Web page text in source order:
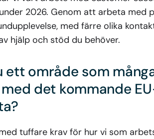
2026. Genom att arbeta med
med färre olika
hjälp och stöd du behöver.
ett område som
det kommande
tuffare krav för hur vi som